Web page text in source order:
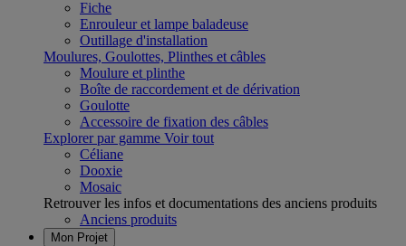
Fiche
Enrouleur et lampe baladeuse
Outillage d'installation
Moulures, Goulottes, Plinthes et câbles
Moulure et plinthe
Boîte de raccordement et de dérivation
Goulotte
Accessoire de fixation des câbles
Explorer par gamme Voir tout
Céliane
Dooxie
Mosaic
Retrouver les infos et documentations des anciens produits
Anciens produits
Mon Projet